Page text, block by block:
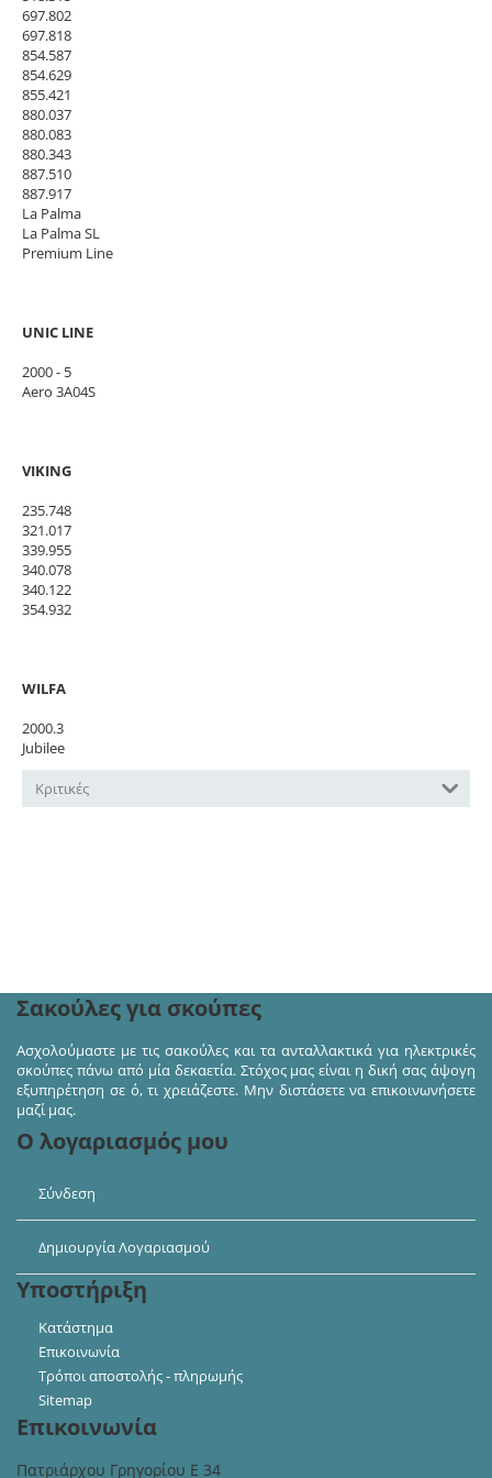
697.802
697.818
854.587
854.629
855.421
880.037
880.083
880.343
887.510
887.917
La Palma
La Palma SL
Premium Line
UNIC LINE
2000 - 5
Aero 3A04S
VIKING
235.748
321.017
339.955
340.078
340.122
354.932
WILFA
2000.3
Jubilee
Κριτικές
Σακούλες για σκούπες
Ασχολούμαστε με τις σακούλες και τα ανταλλακτικά για ηλεκτρικές
σκούπες πάνω από μία δεκαετία. Στόχος μας είναι η δική σας άψογη
εξυπηρέτηση σε ό, τι χρειάζεστε. Μην διστάσετε να επικοινωνήσετε
μαζί μας.
Ο λογαριασμός μου
Σύνδεση
Δημιουργία Λογαριασμού
Υποστήριξη
Κατάστημα
Επικοινωνία
Τρόποι αποστολής - πληρωμής
Sitemap
Επικοινωνία
Πατριάρχου Γρηγορίου Ε 34